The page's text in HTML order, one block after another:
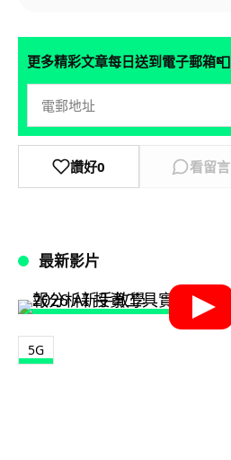
更多精彩文章每日送到電子郵箱📮
讚好0 看留言
最新影片
5G